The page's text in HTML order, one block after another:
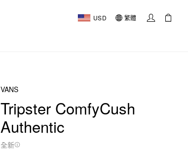
USD 繁體
VANS
Tripster ComfyCush
Authentic
全新